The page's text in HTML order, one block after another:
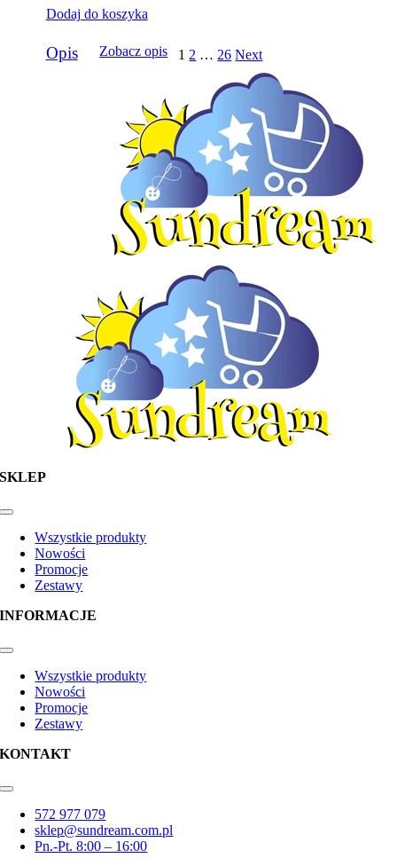
Dodaj do koszyka
Opis Zobacz opis 1 2 … 26 Next
SKLEP
Toggle
NavigationWszystkie produkty
Nowości
Promocje
Zestawy
INFORMACJE
Toggle
NavigationWszystkie produkty
Nowości
Promocje
Zestawy
KONTAKT
Toggle
Navigation572 977 079
sklep@sundream.com.pl
Pn.-Pt. 8:00 – 16:00